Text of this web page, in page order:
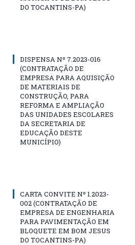
DO TOCANTINS-PA)
DISPENSA Nº 7.2023-016
(CONTRATAÇÃO DE
EMPRESA PARA AQUISIÇÃO
DE MATERIAIS DE
CONSTRUÇÃO, PARA
REFORMA E AMPLIAÇÃO
DAS UNIDADES ESCOLARES
DA SECRETARIA DE
EDUCAÇÃO DESTE
MUNICÍPIO)
CARTA CONVITE Nº 1.2023-
002 (CONTRATAÇÃO DE
EMPRESA DE ENGENHARIA
PARA PAVIMENTAÇÃO EM
BLOQUETE EM BOM JESUS
DO TOCANTINS-PA)